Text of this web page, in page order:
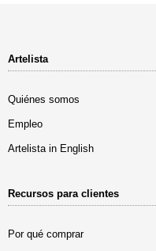
Artelista
Quiénes somos
Empleo
Artelista in English
Recursos para clientes
Por qué comprar